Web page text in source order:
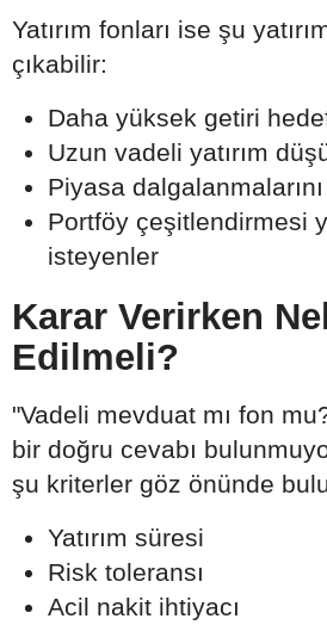
Yatırım fonları ise şu
çıkabilir:
Daha yüksek getiri
Uzun vadeli yatırım
Piyasa
Portföy çeşitlendirmesi
isteyenler
Karar Verirken
Edilmeli?
"Vadeli mevduat mı fon
bir doğru cevabı
şu kriterler göz önünde
Yatırım süresi
Risk toleransı
Acil nakit ihtiyacı